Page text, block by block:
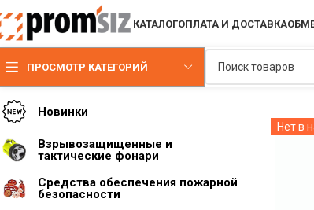
КАТАЛОГОПЛАТА И ДОСТАВКА
ПРОСМОТР КАТЕГОРИЙ
Новинки
Взрывозащищенные и
тактические фонари
Средства обеспечения пожарной
безопасности
Нет в